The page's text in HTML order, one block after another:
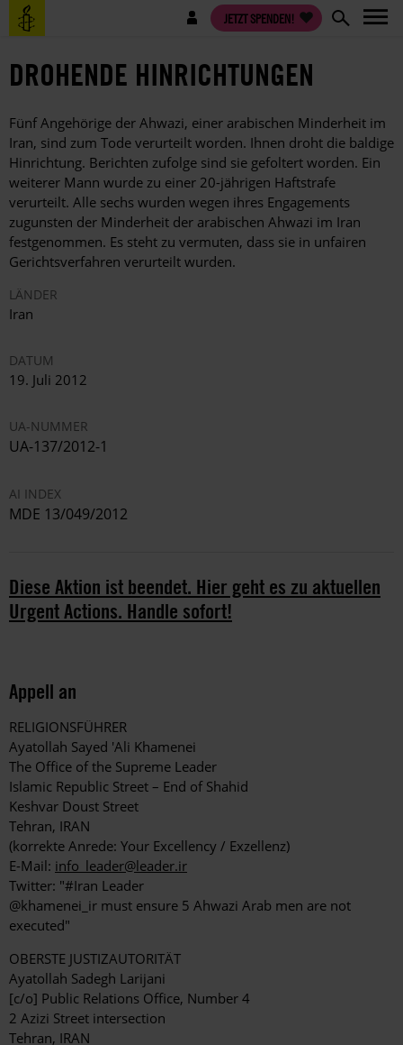
Direkt
zum
Benutzermenü JETZT SPENDEN!
DROHENDE HINRICHTUNGEN
Fünf Angehörige der Ahwazi, einer arabischen Minderheit im
Iran, sind zum Tode verurteilt worden. Ihnen droht die baldige
Hinrichtung. Berichten zufolge sind sie gefoltert worden. Ein
weiterer Mann wurde zu einer 20-jährigen Haftstrafe
verurteilt. Alle sechs wurden wegen ihres Engagements
zugunsten der Minderheit der arabischen Ahwazi im Iran
festgenommen. Es steht zu vermuten, dass sie in unfairen
Gerichtsverfahren verurteilt wurden.
LÄNDER
Iran
DATUM
19. Juli 2012
UA-NUMMER
UA-137/2012-1
AI INDEX
MDE 13/049/2012
Diese Aktion ist beendet. Hier geht es zu aktuellen
Urgent Actions. Handle sofort!
Appell an
RELIGIONSFÜHRER
Ayatollah Sayed 'Ali Khamenei
The Office of the Supreme Leader
Islamic Republic Street – End of Shahid
Keshvar Doust Street
Tehran, IRAN
(korrekte Anrede: Your Excellency / Exzellenz)
E-Mail: info_leader@leader.ir
Twitter: "#Iran Leader
@khamenei_ir must ensure 5 Ahwazi Arab men are not
executed"
OBERSTE JUSTIZAUTORITÄT
Ayatollah Sadegh Larijani
[c/o] Public Relations Office, Number 4
2 Azizi Street intersection
Tehran, IRAN